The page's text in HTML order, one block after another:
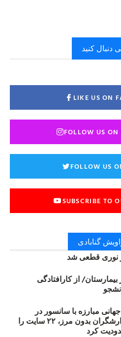
دنبال کنید
LIKE US ON
FOLLOW US
FOLLOW US
SUBSCRIBE TO
گنابادی
قطعی شد
از کارافتادگی
روز جهانی مبارزه با سانسور در
اینترنت: #آزادی هم‌آیند گزارشگران‌ بدون مرز، ۲۲ سایت را
کرد